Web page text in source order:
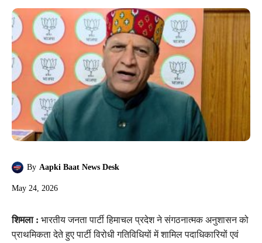
By Aapki Baat News Desk
May 24, 2026
शिमला : भारतीय जनता पार्टी हिमाचल प्रदेश ने संगठनात्मक अनुशासन को
प्राथमिकता देते हुए पार्टी विरोधी गतिविधियों में शामिल पदाधिकारियों एवं